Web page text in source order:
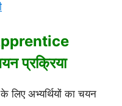
प्रक्रिया
लिए अभ्यर्थियों का चयन